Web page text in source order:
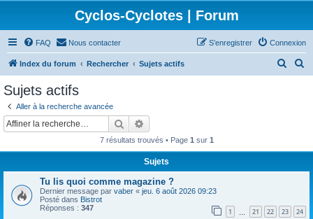
Cyclos-Cyclotes | Forum
FAQ Nous contacter Connexion
S’enregistrer
Index du forum Rechercher Sujets actifs
r
Sujets actifs
Aller à la recherche avancée
Rechercher
7 résultats trouvés • Page 1 sur 1
Sujets
Tu lis quoi comme magazine ?
Dernier message par vaber « jeu. 6 août 2026 09:23
Posté dans Bistrot
Réponses : 347 1 21 22 23 24